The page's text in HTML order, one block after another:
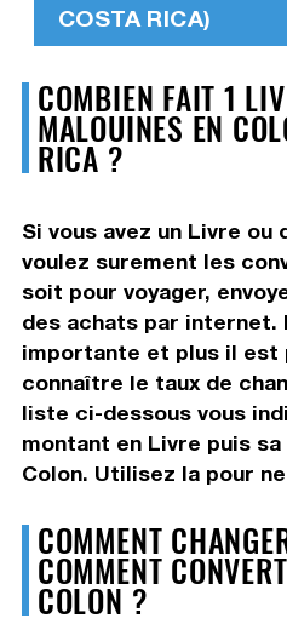
COSTA RICA)
COMBIEN FAIT 1
MALOUINES EN
RICA ?
Si vous avez un Livre ou
voulez surement les
soit pour voyager,
des achats par internet.
importante et plus il est
connaître le taux de
liste ci-dessous vous
montant en Livre puis
Colon. Utilisez la pour
COMMENT
COMMENT
COLON ?